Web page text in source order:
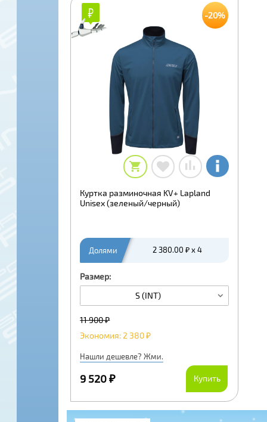
₽
₽
Куртка разминочная KV+ Lapland
Unisex (зеленый/черный)
Долями 2 380.00 ₽ x 4
Размер:
S (INT)
11 900 ₽
Экономия: 2 380 ₽
Нашли дешевле? Жми.
9 520 ₽ Купить
-20%